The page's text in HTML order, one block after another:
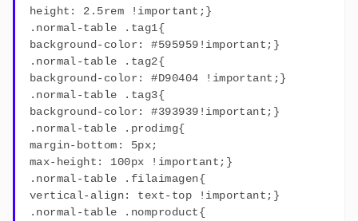
height: 2.5rem !important;}
.normal-table .tag1{
background-color: #595959!important;}
.normal-table .tag2{
background-color: #D90404 !important;}
.normal-table .tag3{
background-color: #393939!important;}
.normal-table .prodimg{
margin-bottom: 5px;
max-height: 100px !important;}
.normal-table .filaimagen{
vertical-align: text-top !important;}
.normal-table .nomproduct{